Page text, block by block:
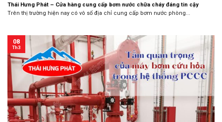
Thái Hưng Phát – Cửa hàng cung cấp bơm nước chữa cháy đáng tin cậy
Trên thị trường hiện nay có vô số địa chỉ cung cấp bơm nước phòng...
08
Th3